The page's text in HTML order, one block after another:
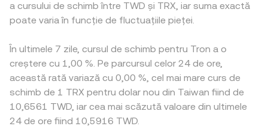
a cursului de schimb între TWD și TRX, iar suma exactă
poate varia în funcție de fluctuațiile pieței.
În ultimele 7 zile, cursul de schimb pentru Tron a o
creștere cu 1,00 %. Pe parcursul celor 24 de ore,
această rată variază cu 0,00 %, cel mai mare curs de
schimb de 1 TRX pentru dolar nou din Taiwan fiind de
10,6561 TWD, iar cea mai scăzută valoare din ultimele
24 de ore fiind 10,5916 TWD.